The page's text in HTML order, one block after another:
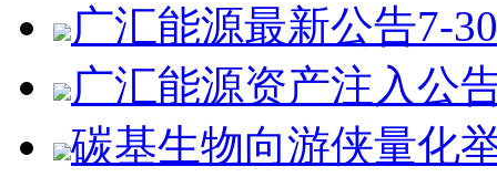
广汇能源最新公告7-30
广汇能源资产注入公
碳基生物向游侠量化